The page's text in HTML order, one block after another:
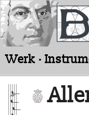
Werk ·